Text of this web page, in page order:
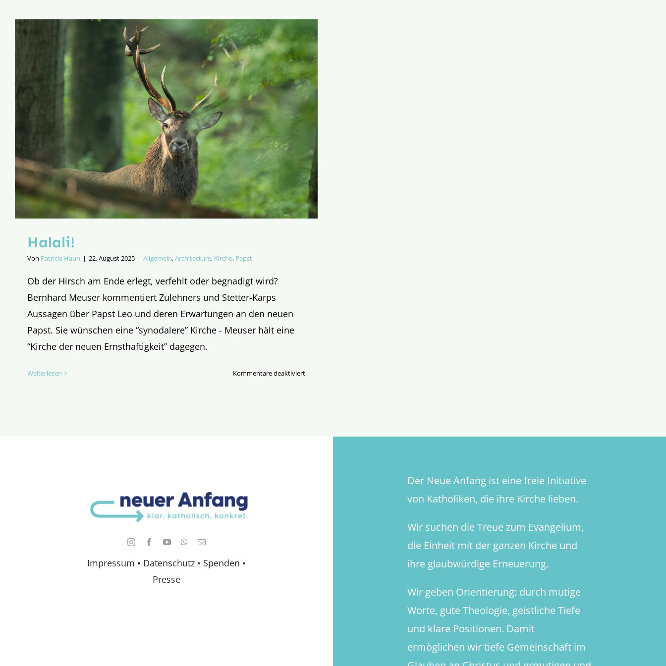
Halali!
Von Patricia Haun | 22. August 2025 | Allgemein,Architecture, Kirche, Papst
Ob der Hirsch am Ende erlegt, verfehlt oder begnadigt wird?
Bernhard Meuser kommentiert Zulehners und Stetter-Karps
Aussagen über Papst Leo und deren Erwartungen an den neuen
Papst. Sie wünschen eine “synodalere” Kirche - Meuser hält eine
“Kirche der neuen Ernsthaftigkeit” dagegen.
Weiterlesen Kommentare deaktiviertfür
Impressum • Datenschutz • Spenden •
Presse
Der Neue Anfang ist eine freie Initiative
von Katholiken, die ihre Kirche lieben.
Wir suchen die Treue zum Evangelium,
die Einheit mit der ganzen Kirche und
ihre glaubwürdige Erneuerung.
Wir geben Orientierung: durch mutige
Worte, gute Theologie, geistliche Tiefe
und klare Positionen. Damit
ermöglichen wir tiefe Gemeinschaft im